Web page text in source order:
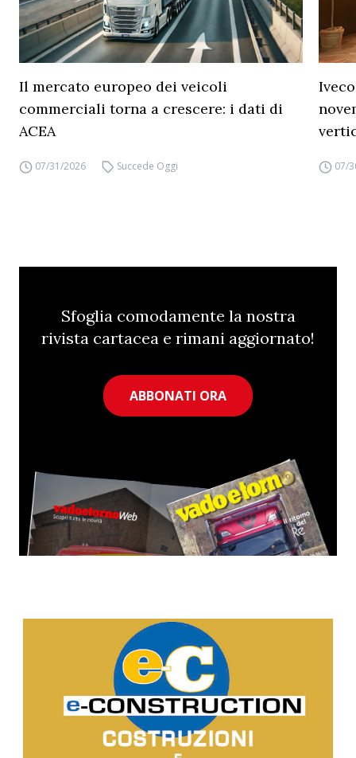
Il mercato europeo dei veicoli
commerciali torna a crescere: i dati di
ACEA
07/31/2026 Succede Oggi 07/
Sfoglia comodamente la nostra
rivista cartacea e rimani aggiornato!
ABBONATI ORA